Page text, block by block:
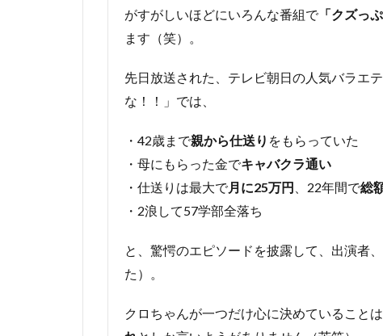
状態
は？
ク
ロ
大
腸
ー
プ
と
がすがしいほどにいろんな番組で「クズっぷ
ます（笑）。
先日放送された、テレビ朝日の人気バラエ
な！！」では、
・42歳まで親から仕送り をもらっていた
・母にもらった金でキャバクラ通い
・仕送りは最大で月に25万円 、22年間で総
・2浪して57学部全落ち
と、驚愕のエピソードを披露して、出演者
た）。
クロちゃんが一つだけ心に決めていることは